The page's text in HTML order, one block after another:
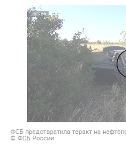
ФСБ предотвратила теракт на
© ФСБ России